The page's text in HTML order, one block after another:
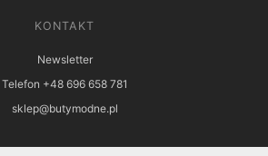
KONTAKT
Newsletter
Telefon +48 696 658 781
sklep@butymodne.pl